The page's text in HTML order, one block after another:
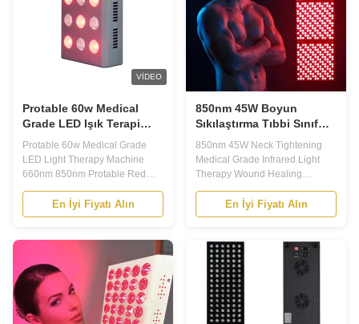
VIDEO
Protable 60w Medical
Grade LED Işık Terapi
Makinesi 660nm 850nm
Protable 60w Medical Grade
LED Light Therapy Machine
660nm 850nm Protable Red
Light Therapy 60w 660nm
850nm Infrared Light Therapy
Machine RED light therapy -
promoting aerobic respiration of
the skin, accelerating cell
metabolism and blood ...
En İyi Fiyatı Alın
850nm 45W Boyun
Sıkılaştırma Tıbbi Sınıf
Kızılötesi Işık Tedavisi
Yara İyileştirme
850nm 45W Neck Tightening
Medical Grade Infrared Light
Therapy Wound Healing
Medical Led Devices 850nm
Full Body 660nm Full Body Red
Light Therapy Main Functions *
aging and loosening skin, big
pore, slender wrinkles. *
Improve pigmentary
pathological changes, such as
En İyi Fiyatı Alın